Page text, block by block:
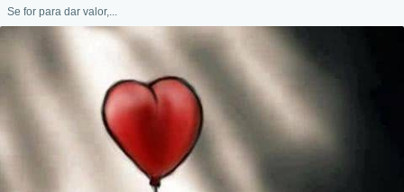
Se for para dar valor,...